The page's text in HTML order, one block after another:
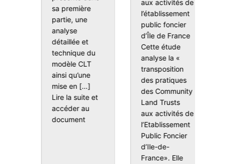
Manual (National Community Land Trust Network USA)
sa première
partie, une
analyse
détaillée et
technique du
modèle CLT
ainsi qu’une
mise en […]
Lire la suite et
accéder au
documentabout Rapport – Le foncier au service d’un
aux activités de
l’établissement
public foncier
d’Île de France
Cette étude
analyse la «
transposition
des pratiques
des Community
Land Trusts
aux activités de
l’Etablissement
Public Foncier
d’Ile-de-
France». Elle